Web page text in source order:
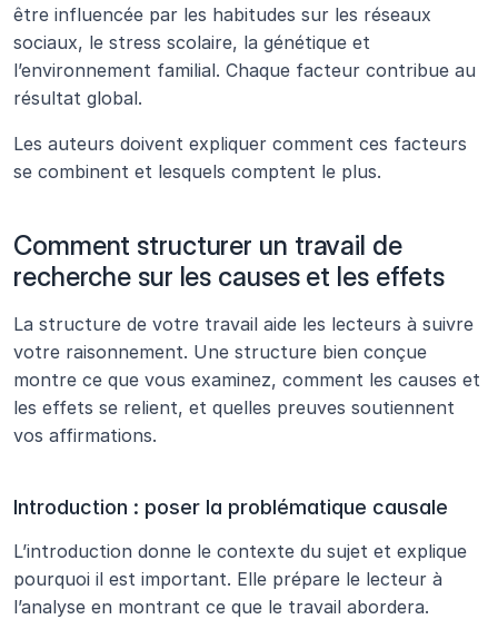
être influencée par les habitudes sur les réseaux
sociaux, le stress scolaire, la génétique et
l’environnement familial. Chaque facteur contribue au
résultat global.
Les auteurs doivent expliquer comment ces facteurs
se combinent et lesquels comptent le plus.
Comment structurer un travail de
recherche sur les causes et les effets
La structure de votre travail aide les lecteurs à suivre
votre raisonnement. Une structure bien conçue
montre ce que vous examinez, comment les causes et
les effets se relient, et quelles preuves soutiennent
vos affirmations.
Introduction : poser la problématique causale
L’introduction donne le contexte du sujet et explique
pourquoi il est important. Elle prépare le lecteur à
l’analyse en montrant ce que le travail abordera.